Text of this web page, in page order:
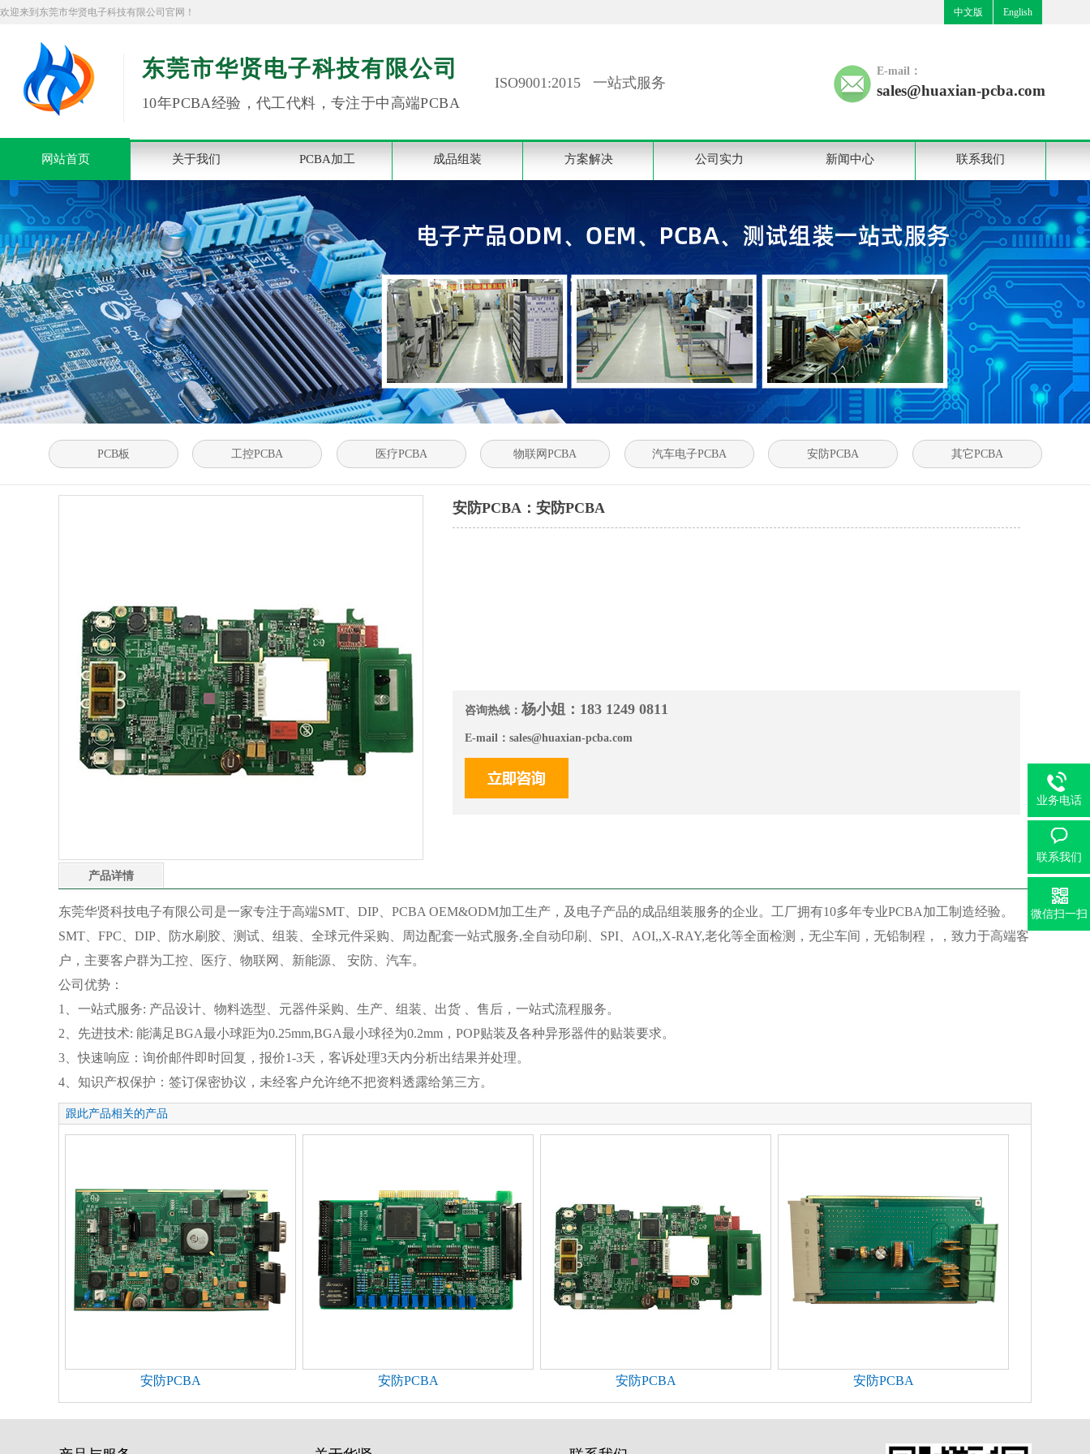
欢迎来到东莞市华贤电子科技有限公司官网！ 中文版 English
东莞市华贤电子科技有限公司
10年PCBA经验，代工代料，专注于中高端PCBA
ISO9001:2015 一站式服务
E-mail：
sales@huaxian-pcba.com
网站首页 关于我们 PCBA加工 成品组装 方案解决 公司实力 新闻中心 联系我们
PCB板 工控PCBA 医疗PCBA 物联网PCBA 汽车电子PCBA 安防PCBA 其它PCBA
安防PCBA：安防PCBA
咨询热线： 杨小姐：183 1249 0811
E-mail： sales@huaxian-pcba.com
产品详情
东莞华贤科技电子有限公司是一家专注于高端SMT、DIP、PCBA OEM&ODM加工生产，及电子产品的成品组装服务的企业。工厂拥有10多年专业PCBA加工制造经验。
SMT、FPC、DIP、防水刷胶、测试、组装、全球元件采购、周边配套一站式服务,全自动印刷、SPI、AOI,,X-RAY,老化等全面检测，无尘车间，无铅制程，，致力于高端客
户，主要客户群为工控、医疗、物联网、新能源、 安防、汽车。
公司优势：
1、一站式服务: 产品设计、物料选型、元器件采购、生产、组装、出货 、售后，一站式流程服务。
2、先进技术: 能满足BGA最小球距为0.25mm,BGA最小球径为0.2mm，POP贴装及各种异形器件的贴装要求。
3、快速响应：询价邮件即时回复，报价1-3天，客诉处理3天内分析出结果并处理。
4、知识产权保护：签订保密协议，未经客户允许绝不把资料透露给第三方。
跟此产品相关的产品
安防PCBA 安防PCBA 安防PCBA 安防PCBA
业务电话
联系我们
微信扫一扫